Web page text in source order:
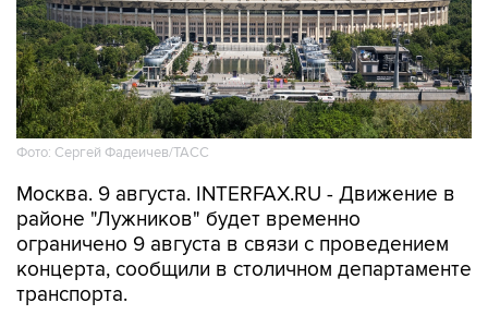
Фото: Сергей Фадеичев/ТАСС
Москва. 9 августа. INTERFAX.RU - Движение в
районе "Лужников" будет временно
ограничено 9 августа в связи с проведением
концерта, сообщили в столичном департаменте
транспорта.